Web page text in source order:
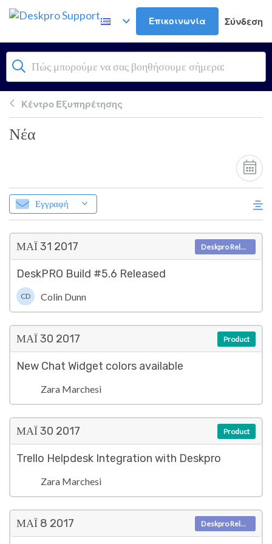
Μετάβαση στο κύριο περιεχόμενο
Επικοινωνία Σύνδεση
Κέντρο Εξυπηρέτησης
Νέα
Εγγραφή
ΜΑΪ́ 31 2017
DeskPRO Build #5.6 Released
CD Colin Dunn
Deskpro Releases
ΜΑΪ́ 30 2017
New Chat Widget colors available
Zara Marchesi
Product
ΜΑΪ́ 30 2017
Trello Helpdesk Integration with Deskpro
Zara Marchesi
Product
ΜΑΪ́ 8 2017 Deskpro Releases